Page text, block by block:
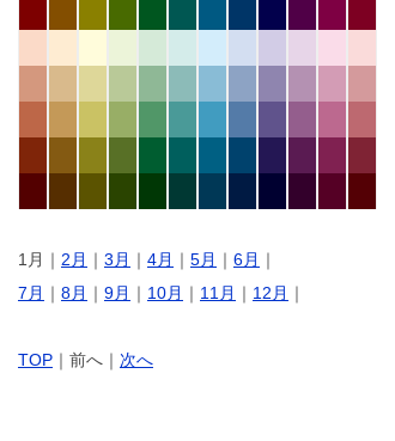
1月｜ 2月 ｜ 3月 ｜ 4月 ｜ 5月 ｜ 6月 ｜
7月 ｜ 8月 ｜ 9月 ｜ 10月 ｜ 11月 ｜ 12月 ｜
TOP ｜前へ｜ 次へ